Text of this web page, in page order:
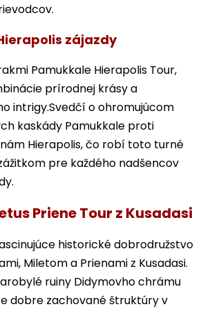
zájazdy
Pamukkale Hierapolis Tour,
prírodnej krásy a
intrigy.Svedčí o ohromujúcom
kaskády Pamukkale proti
Hierapolis, čo robí toto turné
pre každého nadšencov
Priene Tour z Kusadasi
historické dobrodružstvo
Miletom a Prienami z Kusadasi.
ruiny Didymovho chrámu
dobre zachované štruktúry v